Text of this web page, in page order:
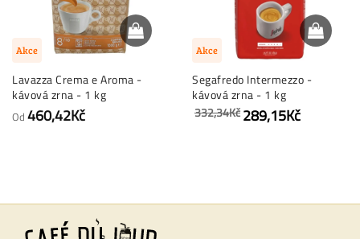
Akce
Lavazza Crema e Aroma -
kávová zrna - 1 kg
Od 460,42Kč
Akce
Segafredo Intermezzo -
kávová zrna - 1 kg
332,34Kč289,15Kč